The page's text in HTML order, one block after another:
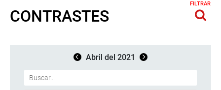
CONTRASTES
FILTRAR
Abril del 2021